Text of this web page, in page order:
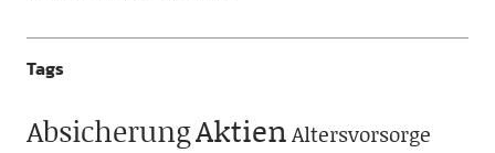
Tags
AbsicherungAktienAltersvorsorge